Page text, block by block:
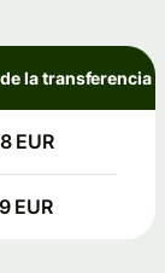
la transferencia
EUR
EUR